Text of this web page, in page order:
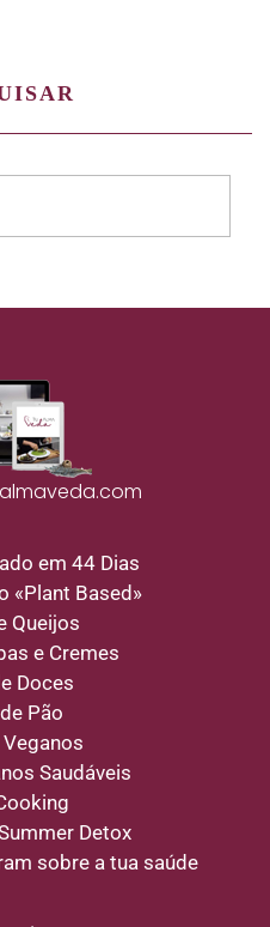
em 44 Dias
«Plant Based»
Queijos
e Cremes
Doces
Pão
Saudáveis
Detox
sobre a tua saúde